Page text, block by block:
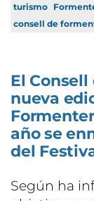
turismo
consell de
El
nueva
año se
del
Según ha